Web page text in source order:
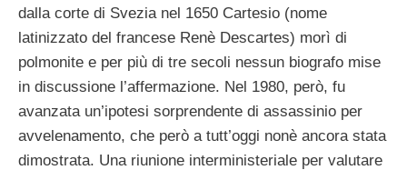
dalla corte di Svezia nel 1650 Cartesio (nome
latinizzato del francese Renè Descartes) morì di
polmonite e per più di tre secoli nessun biografo mise
in discussione l’affermazione. Nel 1980, però, fu
avanzata un’ipotesi sorprendente di assassinio per
avvelenamento, che però a tutt’oggi nonè ancora stata
dimostrata. Una riunione interministeriale per valutare